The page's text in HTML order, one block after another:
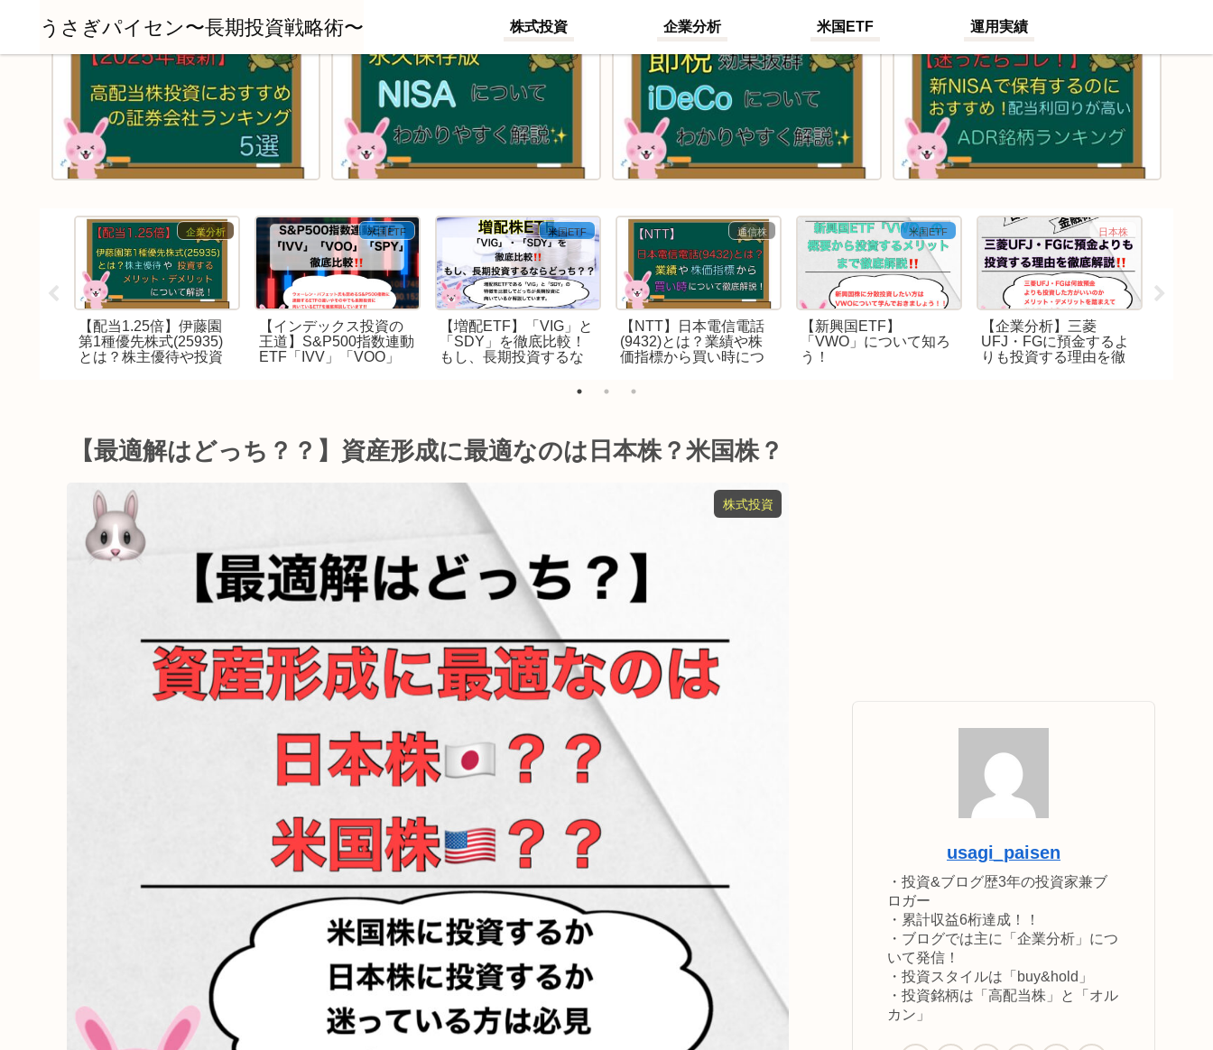
うさぎパイセン〜長期投資戦略術〜 株式投資 企業分析 米国ETF 運用実績
企業分析
【配当1.25倍】伊藤園
第1種優先株式(25935)
とは？株主優待や投資
米国ETF
【インデックス投資の
王道】S&P500指数連動
ETF「IVV」「VOO」
米国ETF
【増配ETF】「VIG」と
「SDY」を徹底比較！
もし、長期投資するな
通信株
【NTT】日本電信電話
(9432)とは？業績や株
価指標から買い時につ
米国ETF
【新興国ETF】
「VWO」について知ろ
う！
日本株
【企業分析】三菱
UFJ・FGに預金するよ
りも投資する理由を徹
【最適解はどっち？？】資産形成に最適なのは日本株？米国株？
株式投資
usagi_paisen
・投資&ブログ歴3年の投資家兼ブ
ロガー
・累計収益6桁達成！！
・ブログでは主に「企業分析」につ
いて発信！
・投資スタイルは「buy&hold」
・投資銘柄は「高配当株」と「オル
カン」